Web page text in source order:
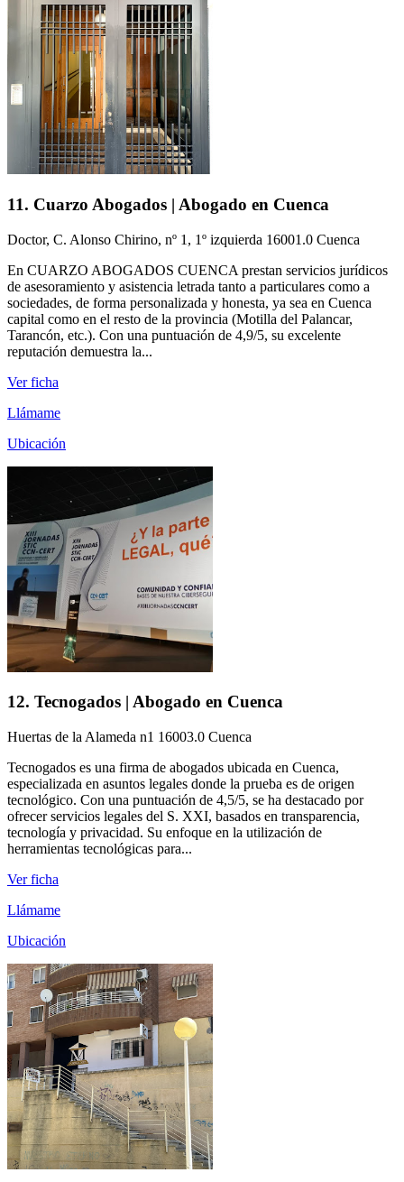
11. Cuarzo Abogados | Abogado en Cuenca
Doctor, C. Alonso Chirino, nº 1, 1º izquierda 16001.0 Cuenca
En CUARZO ABOGADOS CUENCA prestan servicios jurídicos
de asesoramiento y asistencia letrada tanto a particulares como a
sociedades, de forma personalizada y honesta, ya sea en Cuenca
capital como en el resto de la provincia (Motilla del Palancar,
Tarancón, etc.). Con una puntuación de 4,9/5, su excelente
reputación demuestra la...
Ver ficha
Llámame
Ubicación
12. Tecnogados | Abogado en Cuenca
Huertas de la Alameda n1 16003.0 Cuenca
Tecnogados es una firma de abogados ubicada en Cuenca,
especializada en asuntos legales donde la prueba es de origen
tecnológico. Con una puntuación de 4,5/5, se ha destacado por
ofrecer servicios legales del S. XXI, basados en transparencia,
tecnología y privacidad. Su enfoque en la utilización de
herramientas tecnológicas para...
Ver ficha
Llámame
Ubicación